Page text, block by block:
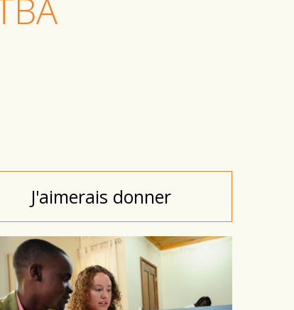
J'aimerais donner